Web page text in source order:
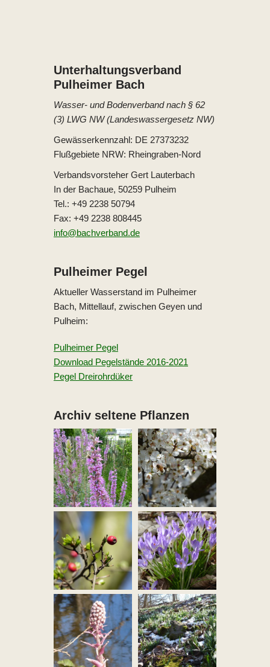
Unterhaltungs­verband
Pulheimer Bach
Wasser- und Bodenverband nach § 62
(3) LWG NW (Landeswassergesetz NW)
Gewässerkennzahl: DE 27373232
Flußgebiete NRW: Rheingraben-Nord
Verbandsvorsteher Gert Lauterbach
In der Bachaue, 50259 Pulheim
Tel.: +49 2238 50794
Fax: +49 2238 808445
info@bachverband.de
Pulheimer Pegel
Aktueller Wasserstand im Pulheimer
Bach, Mittellauf, zwischen Geyen und
Pulheim:
Pulheimer Pegel
Download Pegelstände 2016-2021
Pegel Dreirohrdüker
Archiv seltene Pflanzen